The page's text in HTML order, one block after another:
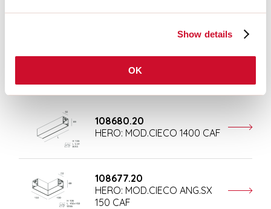
Show details
OK
Ergänzendes Zubehör
108676.20
HERO: MOD.CIECO 250 CAF
108680.20
HERO: MOD.CIECO 1400 CAF
108677.20
HERO: MOD.CIECO ANG.SX
150 CAF